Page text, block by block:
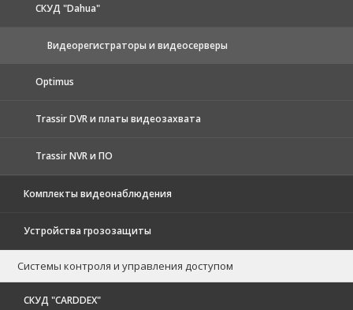
CКУД "Dahua"
Видеорегистраторы и видеосерверы
Optimus
Trassir DVR и платы видеозахвата
Trassir NVR и ПО
Комплекты видеонаблюдения
Устройства грозозащиты
Системы контроля и управления доступом
CКУД "CARDDEX"